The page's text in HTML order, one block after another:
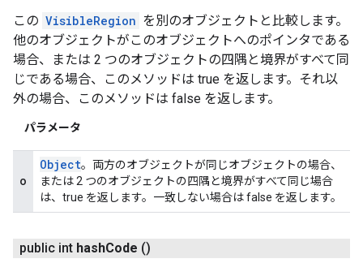
この VisibleRegion を別のオブジェクトと比較します。
他のオブジェクトがこのオブジェクトへのポインタである
場合、または 2 つのオブジェクトの四隅と境界がすべて同
じである場合、このメソッドは true を返します。それ以
外の場合、このメソッドは false を返します。
パラメータ
o
Object。両方のオブジェクトが同じオブジェクトの場合、
または 2 つのオブジェクトの四隅と境界がすべて同じ場合
は、true を返します。一致しない場合は false を返します。
public int hashCode ()